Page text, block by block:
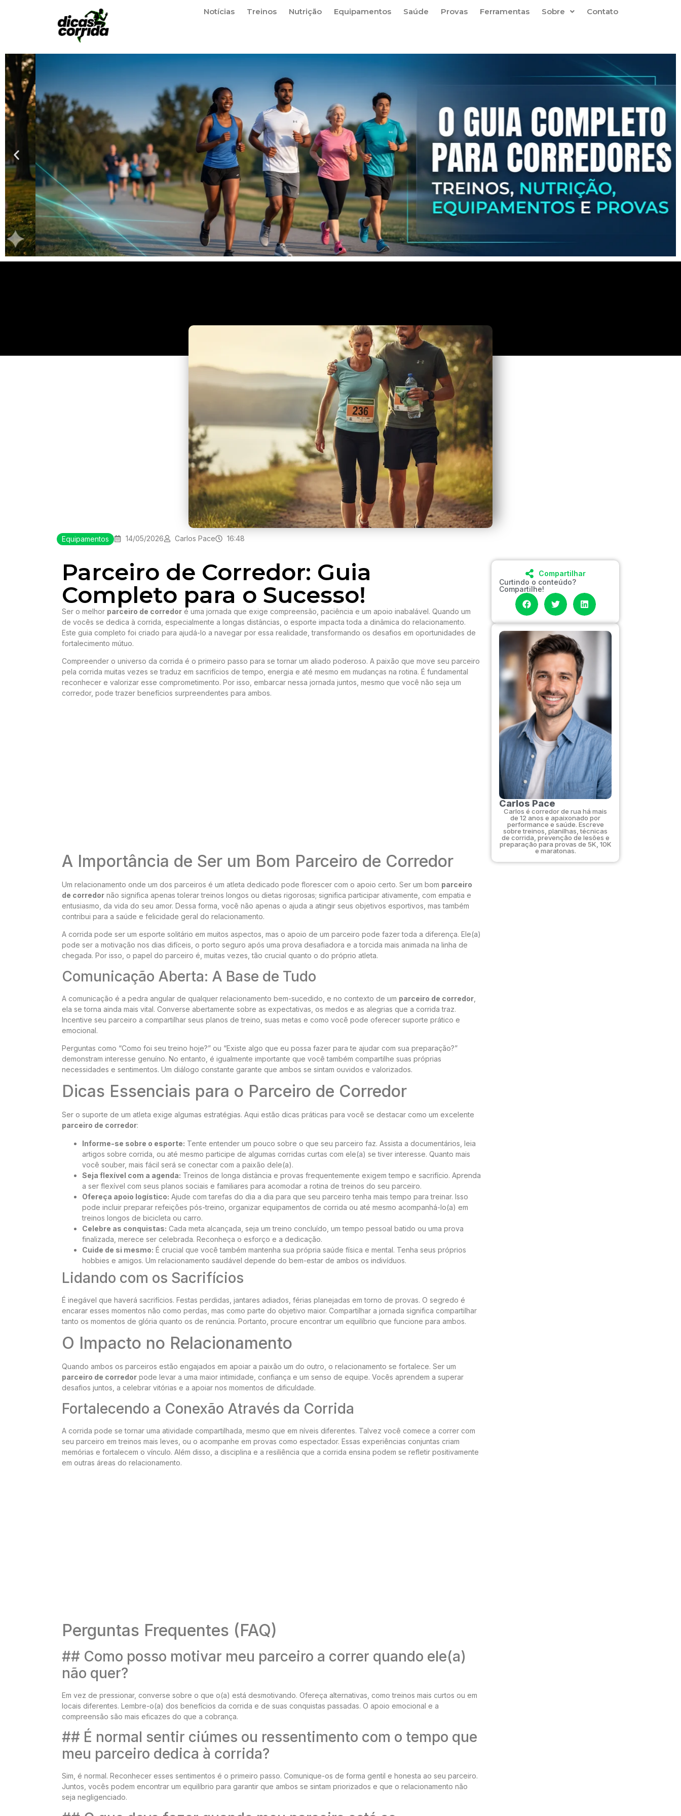
Notícias Treinos Nutrição Equipamentos Saúde Provas Ferramentas Sobre Contato
Equipamentos 14/05/2026 Carlos Pace 16:48
Parceiro de Corredor: Guia
Completo para o Sucesso!
Ser o melhor parceiro de corredor é uma jornada que exige compreensão, paciência e um apoio inabalável. Quando um
de vocês se dedica à corrida, especialmente a longas distâncias, o esporte impacta toda a dinâmica do relacionamento.
Este guia completo foi criado para ajudá-lo a navegar por essa realidade, transformando os desafios em oportunidades de
fortalecimento mútuo.
Compreender o universo da corrida é o primeiro passo para se tornar um aliado poderoso. A paixão que move seu parceiro
pela corrida muitas vezes se traduz em sacrifícios de tempo, energia e até mesmo em mudanças na rotina. É fundamental
reconhecer e valorizar esse comprometimento. Por isso, embarcar nessa jornada juntos, mesmo que você não seja um
corredor, pode trazer benefícios surpreendentes para ambos.
A Importância de Ser um Bom Parceiro de Corredor
Um relacionamento onde um dos parceiros é um atleta dedicado pode florescer com o apoio certo. Ser um bom parceiro
de corredor não significa apenas tolerar treinos longos ou dietas rigorosas; significa participar ativamente, com empatia e
entusiasmo, da vida do seu amor. Dessa forma, você não apenas o ajuda a atingir seus objetivos esportivos, mas também
contribui para a saúde e felicidade geral do relacionamento.
A corrida pode ser um esporte solitário em muitos aspectos, mas o apoio de um parceiro pode fazer toda a diferença. Ele(a)
pode ser a motivação nos dias difíceis, o porto seguro após uma prova desafiadora e a torcida mais animada na linha de
chegada. Por isso, o papel do parceiro é, muitas vezes, tão crucial quanto o do próprio atleta.
Comunicação Aberta: A Base de Tudo
A comunicação é a pedra angular de qualquer relacionamento bem-sucedido, e no contexto de um parceiro de corredor
ela se torna ainda mais vital. Converse abertamente sobre as expectativas, os medos e as alegrias que a corrida traz.
Incentive seu parceiro a compartilhar seus planos de treino, suas metas e como você pode oferecer suporte prático e
emocional.
Perguntas como “Como foi seu treino hoje?” ou “Existe algo que eu possa fazer para te ajudar com sua preparação?”
demonstram interesse genuíno. No entanto, é igualmente importante que você também compartilhe suas próprias
necessidades e sentimentos. Um diálogo constante garante que ambos se sintam ouvidos e valorizados.
Dicas Essenciais para o Parceiro de Corredor
Ser o suporte de um atleta exige algumas estratégias. Aqui estão dicas práticas para você se destacar como um excelente
parceiro de corredor:
Informe-se sobre o esporte: Tente entender um pouco sobre o que seu parceiro faz. Assista a documentários, leia
artigos sobre corrida, ou até mesmo participe de algumas corridas curtas com ele(a) se tiver interesse. Quanto mais
você souber, mais fácil será se conectar com a paixão dele(a).
Seja flexível com a agenda: Treinos de longa distância e provas frequentemente exigem tempo e sacrifício. Aprenda
a ser flexível com seus planos sociais e familiares para acomodar a rotina de treinos do seu parceiro.
Ofereça apoio logístico: Ajude com tarefas do dia a dia para que seu parceiro tenha mais tempo para treinar. Isso
pode incluir preparar refeições pós-treino, organizar equipamentos de corrida ou até mesmo acompanhá-lo(a) em
treinos longos de bicicleta ou carro.
Celebre as conquistas: Cada meta alcançada, seja um treino concluído, um tempo pessoal batido ou uma prova
finalizada, merece ser celebrada. Reconheça o esforço e a dedicação.
Cuide de si mesmo: É crucial que você também mantenha sua própria saúde física e mental. Tenha seus próprios
hobbies e amigos. Um relacionamento saudável depende do bem-estar de ambos os indivíduos.
Lidando com os Sacrifícios
É inegável que haverá sacrifícios. Festas perdidas, jantares adiados, férias planejadas em torno de provas. O segredo é
encarar esses momentos não como perdas, mas como parte do objetivo maior. Compartilhar a jornada significa compartilhar
tanto os momentos de glória quanto os de renúncia. Portanto, procure encontrar um equilíbrio que funcione para ambos.
O Impacto no Relacionamento
Quando ambos os parceiros estão engajados em apoiar a paixão um do outro, o relacionamento se fortalece. Ser um
parceiro de corredor pode levar a uma maior intimidade, confiança e um senso de equipe. Vocês aprendem a superar
desafios juntos, a celebrar vitórias e a apoiar nos momentos de dificuldade.
Fortalecendo a Conexão Através da Corrida
A corrida pode se tornar uma atividade compartilhada, mesmo que em níveis diferentes. Talvez você comece a correr com
seu parceiro em treinos mais leves, ou o acompanhe em provas como espectador. Essas experiências conjuntas criam
memórias e fortalecem o vínculo. Além disso, a disciplina e a resiliência que a corrida ensina podem se refletir positivamente
em outras áreas do relacionamento.
Perguntas Frequentes (FAQ)
## Como posso motivar meu parceiro a correr quando ele(a)
não quer?
Em vez de pressionar, converse sobre o que o(a) está desmotivando. Ofereça alternativas, como treinos mais curtos ou em
locais diferentes. Lembre-o(a) dos benefícios da corrida e de suas conquistas passadas. O apoio emocional e a
compreensão são mais eficazes do que a cobrança.
## É normal sentir ciúmes ou ressentimento com o tempo que
meu parceiro dedica à corrida?
Sim, é normal. Reconhecer esses sentimentos é o primeiro passo. Comunique-os de forma gentil e honesta ao seu parceiro.
Juntos, vocês podem encontrar um equilíbrio para garantir que ambos se sintam priorizados e que o relacionamento não
seja negligenciado.
Compartilhar
Curtindo o conteúdo?
Compartilhe!
Carlos Pace
Carlos é corredor de rua há mais
de 12 anos e apaixonado por
performance e saúde. Escreve
sobre treinos, planilhas, técnicas
de corrida, prevenção de lesões e
preparação para provas de 5K, 10K
e maratonas.